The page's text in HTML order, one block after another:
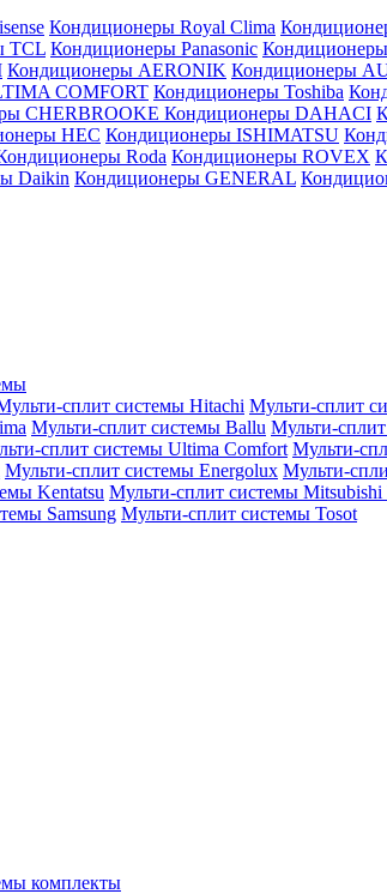
Кондиционеры Royal Clima
TCL Кондиционеры Panasonic
Кондиционеры AERONIK Кондиционеры
COMFORT Кондиционеры Toshiba
CHERBROOKE Кондиционеры DAHACI
HEC Кондиционеры ISHIMATSU
Roda Кондиционеры ROVEX
Daikin Кондиционеры GENERAL
сплит системы Hitachi Мульти-сплит
Мульти-сплит системы Ballu Мульти-
сплит системы Ultima Comfort Мульти-
Мульти-сплит системы Energolux Мульти-
Kentatsu Мульти-сплит системы Mitsubishi
Samsung Мульти-сплит системы Tosot
комплекты